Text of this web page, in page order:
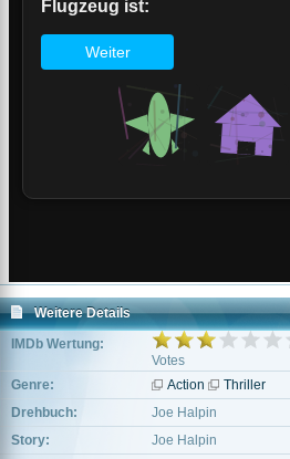
Weitere Details
IMDb Wertung:
Votes
Genre:
Action
Thriller
Drehbuch:
Joe Halpin
Story:
Joe Halpin